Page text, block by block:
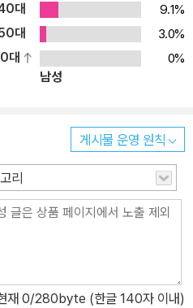
대
9.1%
대
3.0%
대
0%
남성
게시물 운영 원칙
리
재 0/280byte (한글 140자 이내)